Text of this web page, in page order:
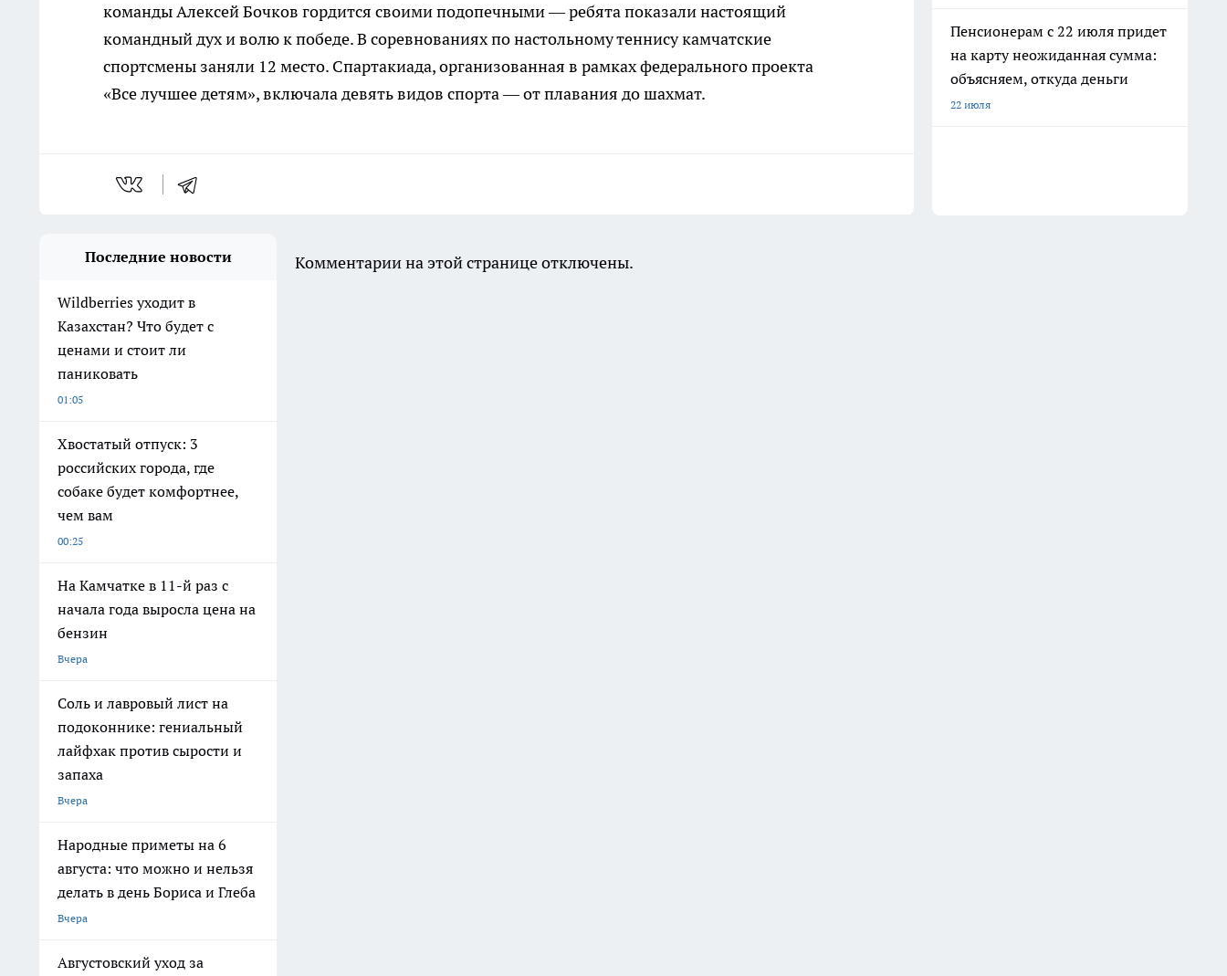
команды Алексей Бочков гордится своими подопечными — ребята показали настоящий
командный дух и волю к победе. В соревнованиях по настольному теннису камчатские
спортсмены заняли 12 место. Спартакиада, организованная в рамках федерального проекта
«Все лучшее детям», включала девять видов спорта — от плавания до шахмат.
Пенсионерам с 22 июля придет
на карту неожиданная сумма:
объясняем, откуда деньги
22 июля
Последние новости
Wildberries уходит в
Казахстан? Что будет с
ценами и стоит ли
паниковать
01:05
Хвостатый отпуск: 3
российских города, где
собаке будет комфортнее,
чем вам
00:25
На Камчатке в 11-й раз с
начала года выросла цена на
бензин
Вчера
Соль и лавровый лист на
подоконнике: гениальный
лайфхак против сырости и
запаха
Вчера
Народные приметы на 6
августа: что можно и нельзя
делать в день Бориса и Глеба
Вчера
Августовский уход за
Комментарии на этой странице отключены.